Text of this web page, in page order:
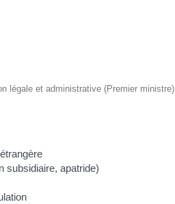
légale et administrative (Premier ministre)
subsidiaire, apatride)